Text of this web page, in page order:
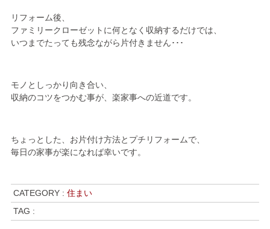
リフォーム後、
ファミリークローゼットに何となく収納するだけでは、
いつまでたっても残念ながら片付きません･･･
モノとしっかり向き合い、
収納のコツをつかむ事が、楽家事への近道です。
ちょっとした、お片付け方法とプチリフォームで、
毎日の家事が楽になれば幸いです。
CATEGORY : 住まい
TAG :